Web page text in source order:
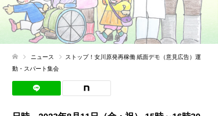
ニュース
ストップ！女川原発再稼働 紙面デモ（意見広告）運
動・スパート集会